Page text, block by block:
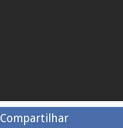
Compartilhar